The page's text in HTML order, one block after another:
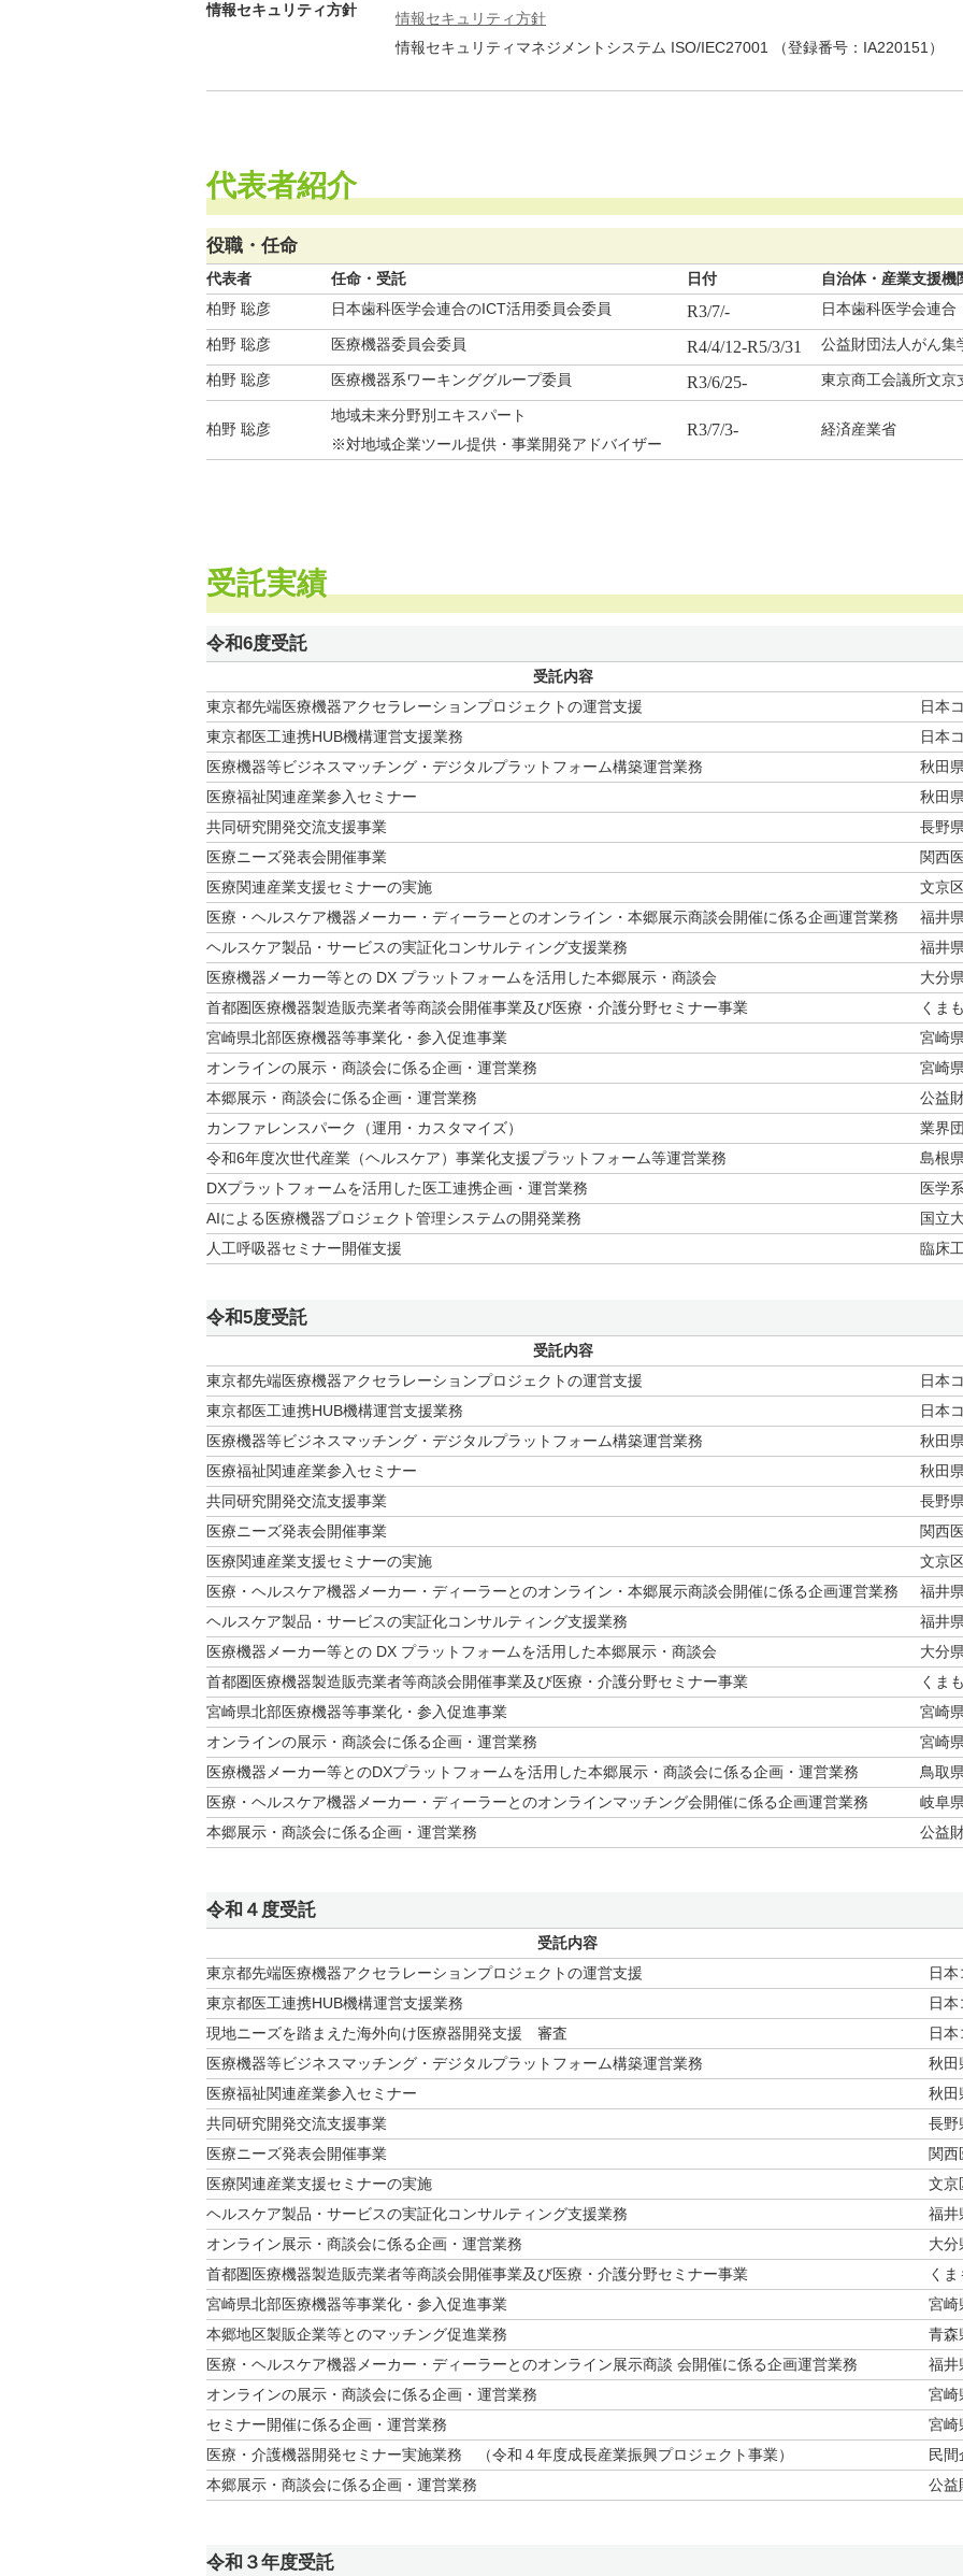
情報セキュリティ方針
情報セキュリティ方針
情報セキュリティマネジメントシステム ISO/IEC27001 （登録番号：IA220151）
代表者紹介
役職・任命
代表者 任命・受託 日付
自治体・産業支援機
柏野 聡彦
日本歯科医学会連合のICT活用委員会委員 R3/7/- 日本歯科医学会連合
柏野 聡彦 医療機器委員会委員 R4/4/12-R5/3/31 公益財団法人がん集
柏野 聡彦 医療機器系ワーキンググループ委員 R3/6/25- 東京商工会議所文
柏野 聡彦
地域未来分野別エキスパート
※対地域企業ツール提供・事業開発アドバイザー
R3/7/3- 経済産業省
受託実績
令和6度受託
受託内容
東京都先端医療機器アクセラレーションプロジェクトの運営支援
日本
東京都医工連携HUB機構運営支援業務
日本
医療機器等ビジネスマッチング・デジタルプラットフォーム構築運営業務
秋田県
医療福祉関連産業参入セミナー
秋田県
共同研究開発交流支援事業
長野
医療ニーズ発表会開催事業
関西
医療関連産業支援セミナーの実施
文京
医療・ヘルスケア機器メーカー・ディーラーとのオンライン・本郷展示商談会開催に係る企画運営業務
福井県
ヘルスケア製品・サービスの実証化コンサルティング支援業務
福井県
医療機器メーカー等との DX プラットフォームを活用した本郷展示・商談会
大分
首都圏医療機器製造販売業者等商談会開催事業及び医療・介護分野セミナー事業
くま
宮崎県北部医療機器等事業化・参入促進事業
宮崎
オンラインの展示・商談会に係る企画・運営業務
宮崎県
本郷展示・商談会に係る企画・運営業務
公益
カンファレンスパーク（運用・カスタマイズ）
業界
令和6年度次世代産業（ヘルスケア）事業化支援プラットフォーム等運営業務
島根県
DXプラットフォームを活用した医工連携企画・運営業務
医学
AIによる医療機器プロジェクト管理システムの開発業務
国立
人工呼吸器セミナー開催支援
臨床
令和5度受託
受託内容
東京都先端医療機器アクセラレーションプロジェクトの運営支援
日本
東京都医工連携HUB機構運営支援業務
日本
医療機器等ビジネスマッチング・デジタルプラットフォーム構築運営業務
秋田県
医療福祉関連産業参入セミナー
秋田県
共同研究開発交流支援事業
長野
医療ニーズ発表会開催事業
関西
医療関連産業支援セミナーの実施
文京
医療・ヘルスケア機器メーカー・ディーラーとのオンライン・本郷展示商談会開催に係る企画運営業務
福井県
ヘルスケア製品・サービスの実証化コンサルティング支援業務
福井県
医療機器メーカー等との DX プラットフォームを活用した本郷展示・商談会
大分
首都圏医療機器製造販売業者等商談会開催事業及び医療・介護分野セミナー事業
くま
宮崎県北部医療機器等事業化・参入促進事業
宮崎
オンラインの展示・商談会に係る企画・運営業務
宮崎県
医療機器メーカー等とのDXプラットフォームを活用した本郷展示・商談会に係る企画・運営業務
鳥取
医療・ヘルスケア機器メーカー・ディーラーとのオンラインマッチング会開催に係る企画運営業務
岐阜
本郷展示・商談会に係る企画・運営業務
公益
令和４度受託
受託内容
東京都先端医療機器アクセラレーションプロジェクトの運営支援
日
東京都医工連携HUB機構運営支援業務
日
現地ニーズを踏まえた海外向け医療器開発支援 審査
日
医療機器等ビジネスマッチング・デジタルプラットフォーム構築運営業務
秋田
医療福祉関連産業参入セミナー
秋田
共同研究開発交流支援事業
長野
医療ニーズ発表会開催事業
関西
医療関連産業支援セミナーの実施
文京
ヘルスケア製品・サービスの実証化コンサルティング支援業務
福井
オンライン展示・商談会に係る企画・運営業務
大分
首都圏医療機器製造販売業者等商談会開催事業及び医療・介護分野セミナー事業
く
宮崎県北部医療機器等事業化・参入促進事業
宮崎
本郷地区製販企業等とのマッチング促進業務
青森
医療・ヘルスケア機器メーカー・ディーラーとのオンライン展示商談 会開催に係る企画運営業務
福井
オンラインの展示・商談会に係る企画・運営業務
宮崎
セミナー開催に係る企画・運営業務
宮崎
医療・介護機器開発セミナー実施業務 （令和４年度成長産業振興プロジェクト事業）
民間
本郷展示・商談会に係る企画・運営業務
公益
令和３年度受託